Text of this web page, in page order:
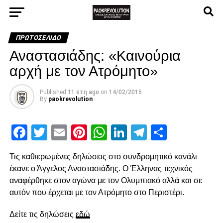
ΠΡΩΤΟΣΈΛΙΔΟ
Αναστασιάδης: «Καινούρια
αρχή με τον Ατρόμητο»
Published 11 έτη ago on 14/02/2015
By paokrevolution
Facebook
Twitter
EmailPinterest
WhatsApp
LinkedIn
Telegram
Τις καθιερωμένες δηλώσεις στο συνδρομητικό κανάλι
έκανε ο Άγγελος Αναστασιάδης. Ο Έλληνας τεχνικός
αναφέρθηκε στον αγώνα με τον Ολυμπιακό αλλά και σε
αυτόν που έρχεται με τον Ατρόμητο στο Περιστέρι.
Δείτε τις δηλώσεις εδώ